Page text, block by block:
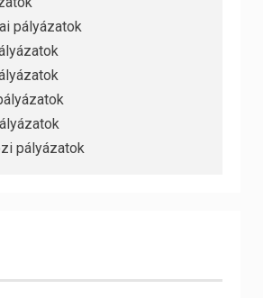
pályázatok
pályázatok